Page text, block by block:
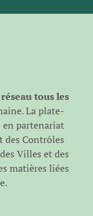
tous les
La plate-
en partenariat
des Contrôles
Villes et des
matières liées